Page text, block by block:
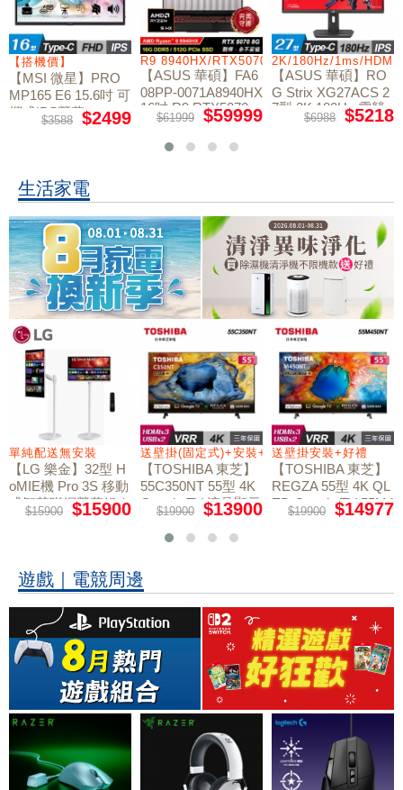
R9 8940HX/RTX5070/512GB/16G
【ASUS 華碩】FA6
08PP-0071A8940HX
16吋 R9 RTX5070
電競筆電
$61999 $59999
2K/180Hz/1ms/HDMI/DP/IPS/Type-C
【ASUS 華碩】RO
G Strix XG27ACS 2
7型 2K 180Hz 電競
螢幕$6988 $5218
C5-210H/16G/512G/
【MSI 微星】Cybor
g 15 B2RWFKG-891
TW 15.6吋 C5 RTX5
060 電競筆電
$49900 $39999
生活家電
送壁掛(固定式)+安裝+好禮贈
【TOSHIBA 東芝】
55C350NT 55型 4K
Google TV 液晶顯示
器｜含壁掛(固定式)
$19900 $13900
送壁掛安裝+好禮
【TOSHIBA 東芝】
REGZA 55型 4K QL
ED Google TV 55M4
50NT液晶顯示器｜
含壁掛(固定式)+安
$19900 $14977
送壁掛安裝+架子
【TOSHIBA 東芝】
REGZA 65型 4K QL
ED Google TV 65M4
50NT液晶顯示器｜
$36900 $19999
遊戲｜電競周邊